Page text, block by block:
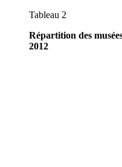
Tableau 2
Répartition des
2012